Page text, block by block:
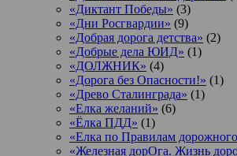
«Диктант Победы» (3)
«Дни Росгвардии» (9)
«Добрая дорога детства» (2)
«Добрые дела ЮИД» (1)
«ДОЛЖНИК» (4)
«Дорога без Опасности!» (1)
«Древо Сталинграда» (1)
«Елка желаний» (6)
«Ёлка ПДД» (1)
«Елка по Правилам
«Железная дорОга. Жизнь